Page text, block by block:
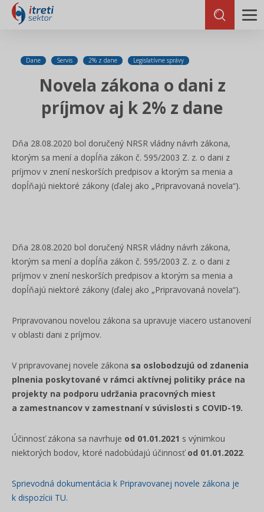
Dane Servis 2% z dane Legislatívne správy
Novela zákona o dani z
príjmov aj k 2% z dane
Dňa 28.08.2020 bol doručený NRSR vládny návrh zákona,
ktorým sa mení a dopĺňa zákon č. 595/2003 Z. z. o dani z
príjmov v znení neskorších predpisov a ktorým sa menia a
dopĺňajú niektoré zákony (ďalej ako „Pripravovaná novela“).
Dňa 28.08.2020 bol doručený NRSR vládny návrh zákona,
ktorým sa mení a dopĺňa zákon č. 595/2003 Z. z. o dani z
príjmov v znení neskorších predpisov a ktorým sa menia a
dopĺňajú niektoré zákony (ďalej ako „Pripravovaná novela“).
Pripravovanou novelou zákona sa upravuje viacero ustanovení
v oblasti dani z príjmov.
V pripravovanej novele zákona sa oslobodzujú od zdanenia
plnenia poskytované v rámci aktívnej politiky práce na
projekty na podporu udržania pracovných miest
a zamestnancov v zamestnaní v súvislosti s COVID-19.
Účinnosť zákona sa navrhuje od 01.01.2021 s výnimkou
niektorých bodov, ktoré nadobúdajú účinnosťod 01.01.2022.
Sprievodná dokumentácia k Pripravovanej novele zákona je
k dispozícii TU.